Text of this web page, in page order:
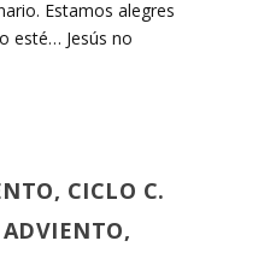
Estamos alegres
esté… Jesús no
CICLO C.